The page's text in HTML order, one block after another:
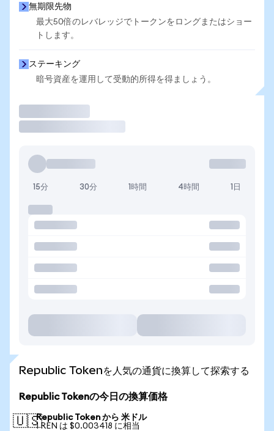
無期限先物
最大50倍のレバレッジでトークンをロングまたはショー
トします。
ステーキング
暗号資産を運用して受動的所得を得ましょう。
15分 30分 1時間 4時間 1日
Republic Tokenを人気の通貨に換算して探索する
Republic Tokenの今日の換算価格
🇺🇸Republic Token から 米ドル
1 REN は $0.003418 に相当